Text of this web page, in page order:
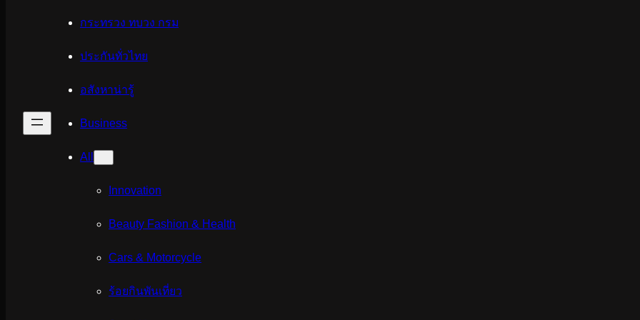
กระทรวง ทบวง กรม
ประกันทั่วไทย
อสังหาน่ารู้
Business
All
Innovation
Beauty Fashion & Health
Cars & Motorcycle
ร้อยกินพันเที่ยว